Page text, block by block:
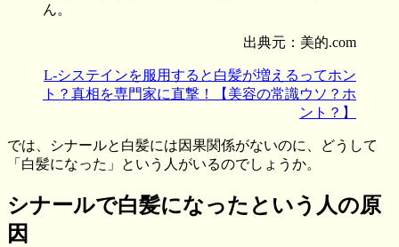
ん。
出典元：美的.com
L-システインを服用すると白髪が増えるってホン
ト？真相を専門家に直撃！【美容の常識ウソ？ホ
ント？】
では、シナールと白髪には因果関係がないのに、どうして
「白髪になった」という人がいるのでしょうか。
シナールで白髪になったという人の原
因